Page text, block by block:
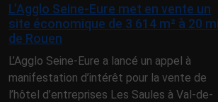
L’Agglo Seine-Eure met en vente un
site économique de 3 614 m² à 20
de Rouen
L’Agglo Seine-Eure a lancé un appel à
manifestation d’intérêt pour la vente de
l’hôtel d’entreprises Les Saules à Val-de-